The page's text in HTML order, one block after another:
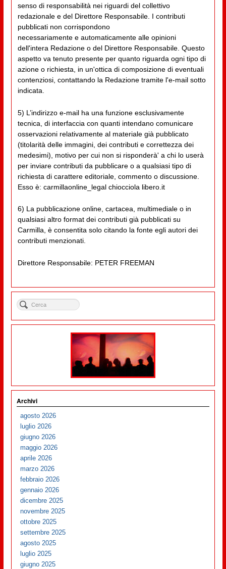
senso di responsabilità nei riguardi del collettivo
redazionale e del Direttore Responsabile. I contributi
pubblicati non corrispondono
necessariamente e automaticamente alle opinioni
dell'intera Redazione o del Direttore Responsabile. Questo
aspetto va tenuto presente per quanto riguarda ogni tipo di
azione o richiesta, in un'ottica di composizione di eventuali
contenziosi, contattando la Redazione tramite l'e-mail sotto
indicata.
5) L’indirizzo e-mail ha una funzione esclusivamente
tecnica, di interfaccia con quanti intendano comunicare
osservazioni relativamente al materiale già pubblicato
(titolarità delle immagini, dei contributi e correttezza dei
medesimi), motivo per cui non si risponderà' a chi lo userà
per inviare contributi da pubblicare o a qualsiasi tipo di
richiesta di carattere editoriale, commento o discussione.
Esso è: carmillaonline_legal chiocciola libero.it
6) La pubblicazione online, cartacea, multimediale o in
qualsiasi altro format dei contributi già pubblicati su
Carmilla, è consentita solo citando la fonte egli autori dei
contributi menzionati.
Direttore Responsabile: PETER FREEMAN
Archivi
agosto 2026
luglio 2026
giugno 2026
maggio 2026
aprile 2026
marzo 2026
febbraio 2026
gennaio 2026
dicembre 2025
novembre 2025
ottobre 2025
settembre 2025
agosto 2025
luglio 2025
giugno 2025